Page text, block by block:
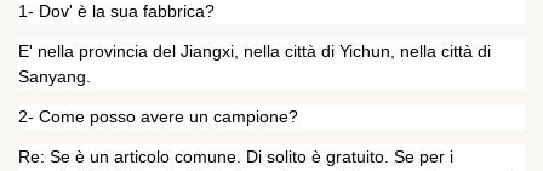
1- Dov' è la sua fabbrica?
E' nella provincia del Jiangxi, nella città di Yichun, nella città di
Sanyang.
2- Come posso avere un campione?
Re: Se è un articolo comune. Di solito è gratuito. Se per i